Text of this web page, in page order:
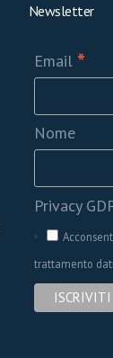
Newsletter
Email *
Nome
Privacy
trattamento dati